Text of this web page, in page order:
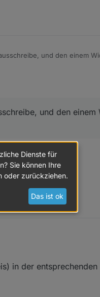
und den einem
und den einem
und den einem
in der
Dienste für
Sie können Ihre
oder zurückziehen.
Das ist ok